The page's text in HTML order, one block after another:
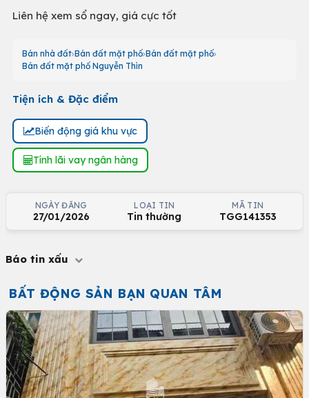
Liên hệ xem sổ ngay, giá cực tốt
Bán nhà đất Bán đất mặt phố Bán đất mặt phố
Bán đất mặt phố Nguyễn Thìn
Tiện ích & Đặc điểm
Biến động giá khu vực
Tính lãi vay ngân hàng
NGÀY ĐĂNG
27/01/2026
LOẠI TIN
Tin thường
MÃ TIN
TGG141353
Báo tin xấu
BẤT ĐỘNG SẢN BẠN QUAN TÂM